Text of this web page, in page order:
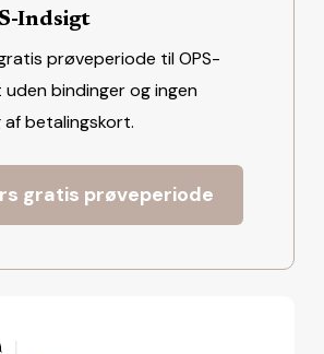
Indsigt
prøveperiode til OPS-
uden bindinger og ingen
betalingskort.
gratis prøveperiode